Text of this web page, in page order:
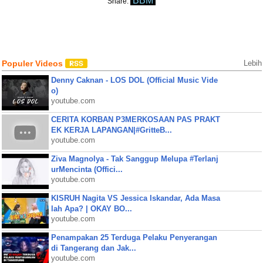
Populer Videos Lebih
Denny Caknan - LOS DOL (Official Music Vide
o)
youtube.com
CERITA KORBAN P3MERKOSAAN PAS PRAKT
EK KERJA LAPANGAN|#GritteB...
youtube.com
Ziva Magnolya - Tak Sanggup Melupa #Terlanj
urMencinta (Offici...
youtube.com
KISRUH Nagita VS Jessica Iskandar, Ada Masa
lah Apa? | OKAY BO...
youtube.com
Penampakan 25 Terduga Pelaku Penyerangan
di Tangerang dan Jak...
youtube.com